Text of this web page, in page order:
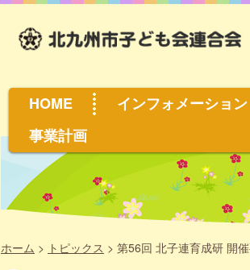
HOME インフォメーション
事業計画
ホーム > トピックス > 第56回 北子連育成研 開